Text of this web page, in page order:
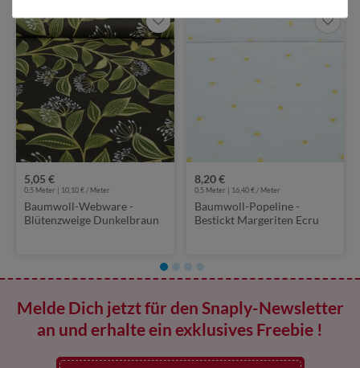
5,05 €
0,5 Meter | 10,10 € / Meter
Baumwoll-Webware -
Blütenzweige Dunkelbraun
8,20 €
0,5 Meter | 16,40 € / Meter
Baumwoll-Popeline -
Bestickt Margeriten Ecru
Melde Dich jetzt für den Snaply-Newsletter
an und erhalte ein exklusives Freebie !